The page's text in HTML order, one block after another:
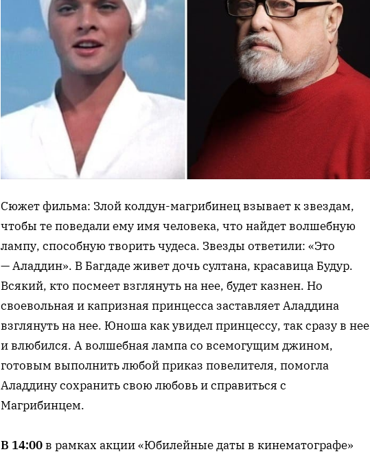
Сюжет фильма: Злой колдун-магрибинец взывает к звездам,
чтобы те поведали ему имя человека, что найдет волшебную
лампу, способную творить чудеса. Звезды ответили: «Это
— Аладдин». В Багдаде живет дочь султана, красавица Будур.
Всякий, кто посмеет взглянуть на нее, будет казнен. Но
своевольная и капризная принцесса заставляет Аладдина
взглянуть на нее. Юноша как увидел принцессу, так сразу в нее
и влюбился. А волшебная лампа со всемогущим джином,
готовым выполнить любой приказ повелителя, помогла
Аладдину сохранить свою любовь и справиться с
Магрибинцем.
В 14:00в рамках акции «Юбилейные даты в кинематографе»